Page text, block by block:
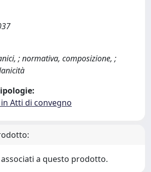
; normativa, composizione, ;
Atti di convegno
a questo prodotto.